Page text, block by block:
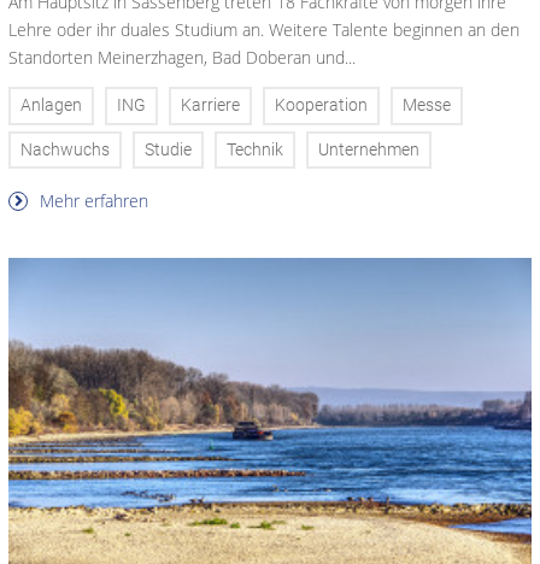
Lehre oder ihr duales Studium an. Weitere Talente beginnen an den
Standorten Meinerzhagen, Bad Doberan und...
Anlagen ING Karriere Kooperation Messe
Nachwuchs Studie Technik Unternehmen
Mehr erfahren